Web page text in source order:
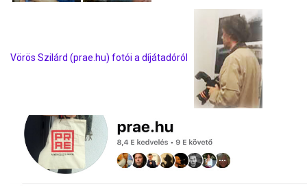
Vörös Szilárd (prae.hu) fotói a díjátadóról